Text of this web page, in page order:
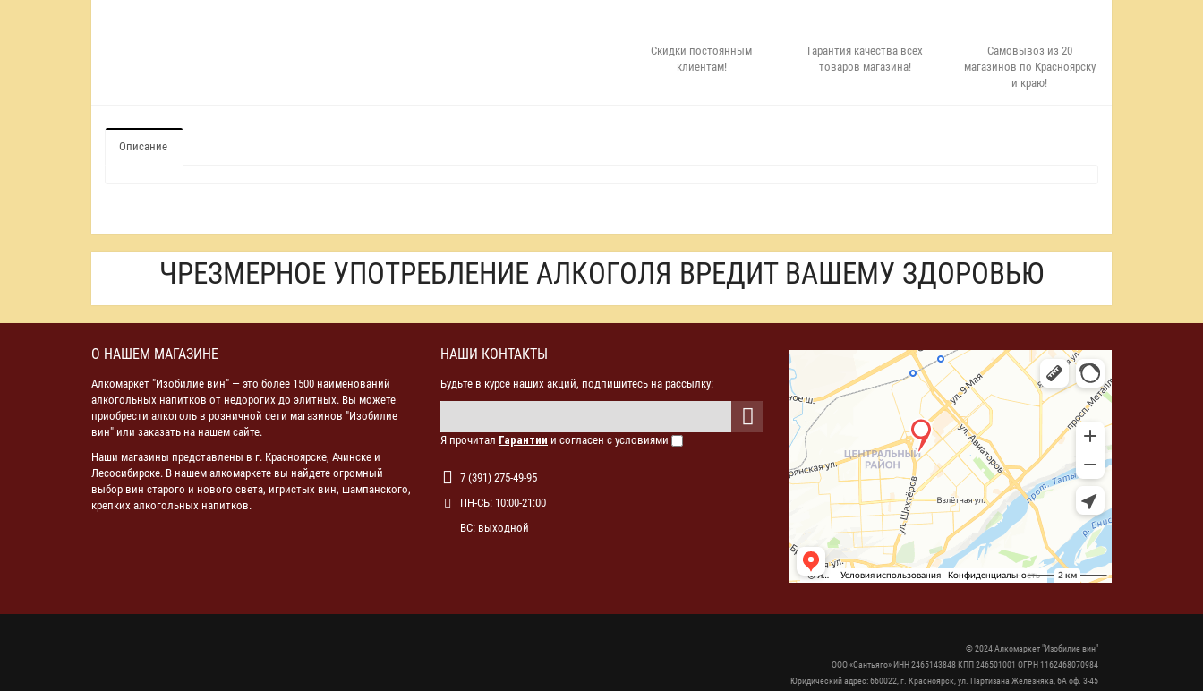
Скидки постоянным
клиентам!
Гарантия качества всех
товаров магазина!
Самовывоз из 20
магазинов по Красноярску
и краю!
Описание
ЧРЕЗМЕРНОЕ УПОТРЕБЛЕНИЕ АЛКОГОЛЯ ВРЕДИТ ВАШЕМУ ЗДОРОВЬЮ
О НАШЕМ МАГАЗИНЕ
Алкомаркет "Изобилие вин" — это более 1500 наименований
алкогольных напитков от недорогих до элитных. Вы можете
приобрести алкоголь в розничной сети магазинов "Изобилие
вин" или заказать на нашем сайте.
Наши магазины представлены в г. Красноярске, Ачинске и
Лесосибирске. В нашем алкомаркете вы найдете огромный
выбор вин старого и нового света, игристых вин, шампанского,
крепких алкогольных напитков.
НАШИ КОНТАКТЫ
Будьте в курсе наших акций, подпишитесь на рассылку:
Я прочитал Гарантии и согласен с условиями
7 (391) 275-49-95
ПН-СБ: 10:00-21:00
ВС: выходной
© 2024 Алкомаркет "Изобилие вин"
ООО «Сантьяго» ИНН 2465143848 КПП 246501001 ОГРН 1162468070984
Юридический адрес: 660022, г. Красноярск, ул. Партизана Железняка, 6А оф. 3-45